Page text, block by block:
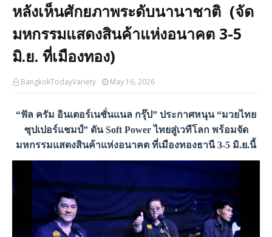
หลังเห็นศักยภาพระดับนานาชาติ​ ​ (จัด
มหกรรมแสดงสินค้าแห่งอนาคต​ 3-5
มิ.ย. ที่เมืองทอง)
BangkokTodayVariety May 16, 2026
“ฟัล ครัม อินเตอร์เนชั่นแนล กรุ๊ป” ประกาศหนุน “มวยไทย
ซุปเปอร์แชมป์” ดัน Soft Power ไทยสู่เวทีโลก​ พร้อมจัด
มหกรรมแสดงสินค้าแห่งอนาคต ที่เมืองทองธานี​3-5 มิ.ย.​นี้